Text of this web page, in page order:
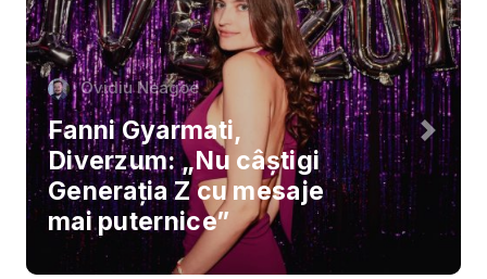
Ovidiu Neagoe
Fanni Gyarmati,
Diverzum: „Nu câștigi
Generația Z cu mesaje
mai puternice”